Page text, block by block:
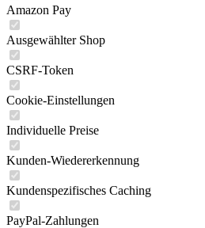
Amazon Pay
Ausgewählter Shop
CSRF-Token
Cookie-Einstellungen
Individuelle Preise
Kunden-Wiedererkennung
Kundenspezifisches Caching
PayPal-Zahlungen